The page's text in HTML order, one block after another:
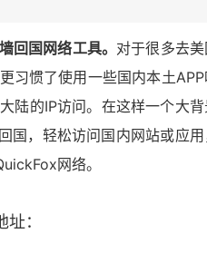
回国网络工具。 对于很多去美
习惯了使用一些国内本土
陆的IP访问。在这样一个大背
，轻松访问国内网站或应用
网络。
：